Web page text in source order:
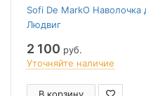
Sofi De MarkO
Людвиг
2 100 руб.
Уточняйте наличие